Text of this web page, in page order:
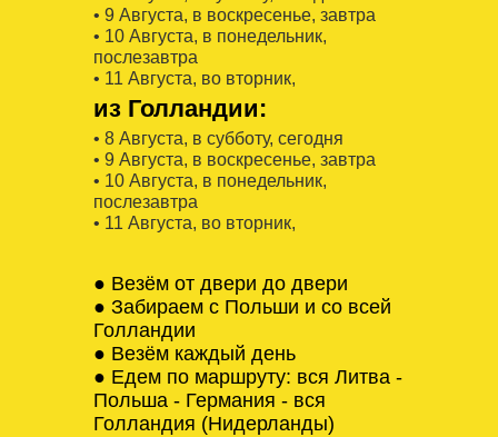
• 9 Августa, в воскресенье, завтра
• 10 Августa, в понедельник,
послезавтра
• 11 Августa, во вторник,
из Голландии:
• 8 Августa, в субботу, сегодня
• 9 Августa, в воскресенье, завтра
• 10 Августa, в понедельник,
послезавтра
• 11 Августa, во вторник,
● Везём от двери до двери
● Забираем с Польши и со всей
Голландии
● Везём каждый день
● Едем по маршруту: вся Литва -
Польша - Германия - вся
Голландия (Нидерланды)